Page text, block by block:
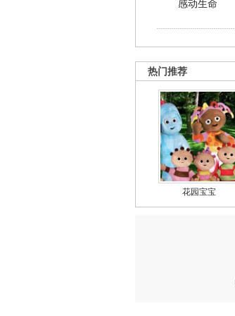
感动生命
热门推荐
花园宝宝